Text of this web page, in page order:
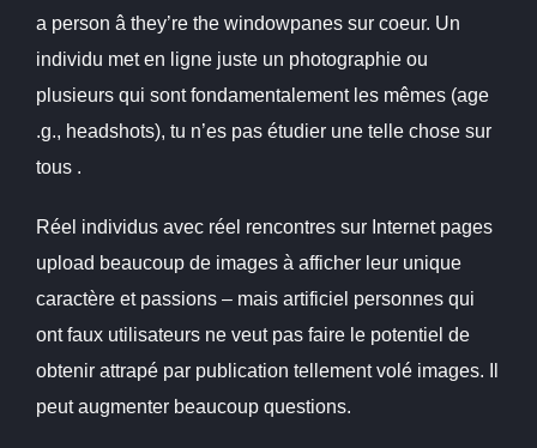
a person â they’re the windowpanes sur coeur. Un
individu met en ligne juste un photographie ou
plusieurs qui sont fondamentalement les mêmes (age
.g., headshots), tu n’es pas étudier une telle chose sur
tous .
Réel individus avec réel rencontres sur Internet pages
upload beaucoup de images à afficher leur unique
caractère et passions – mais artificiel personnes qui
ont faux utilisateurs ne veut pas faire le potentiel de
obtenir attrapé par publication tellement volé images. Il
peut augmenter beaucoup questions.